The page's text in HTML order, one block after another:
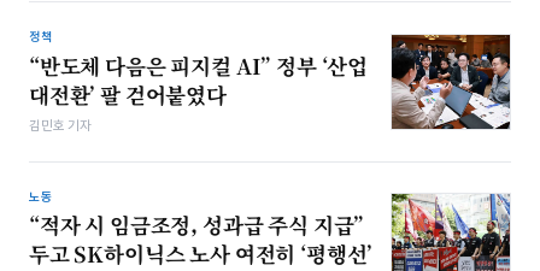
정책
“반도체 다음은 피지컬 AI” 정부 ‘산업
대전환’ 팔 걷어붙였다
김민호 기자
노동
“적자 시 임금조정, 성과급 주식 지급”
두고 SK하이닉스 노사 여전히 ‘평행선’